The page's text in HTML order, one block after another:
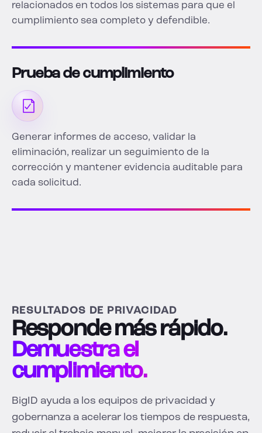
relacionados en todos los sistemas para que el
cumplimiento sea completo y defendible.
Prueba de cumplimiento
Generar informes de acceso, validar la
eliminación, realizar un seguimiento de la
corrección y mantener evidencia auditable para
cada solicitud.
RESULTADOS DE PRIVACIDAD
Responde más rápido.
Demuestra el
cumplimiento.
BigID ayuda a los equipos de privacidad y
gobernanza a acelerar los tiempos de respuesta,